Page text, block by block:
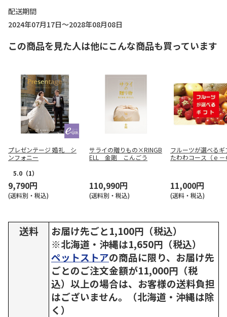
配送期間
2024年07月17日～2028年08月08日
この商品を見た人は他にこんな商品も買っています
プレゼンテージ 婚礼 シ
ンフォニー
5.0 （1）
9,790円
(送料別・税込)
サライの贈りもの×RINGB
ELL 金剛 こんごう
110,990円
(送料別・税込)
フルーツが選べる
たわわコース（ｅ－
11,000円
(送料・税込)
送料
お届け先ごと1,100円（税込）
※北海道・沖縄は1,650円（税込）
ペットストアの商品に限り、お届け先
ごとのご注文金額が11,000円（税
込）以上の場合は、お客様の送料負担
はございません。（北海道・沖縄は除
く）